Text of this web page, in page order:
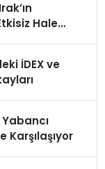
Hale
İDEX ve
Yabancı
Karşılaşıyor